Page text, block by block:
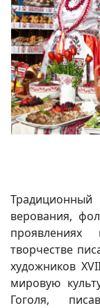
верования,
творчестве
художников
мировую
Гоголя,